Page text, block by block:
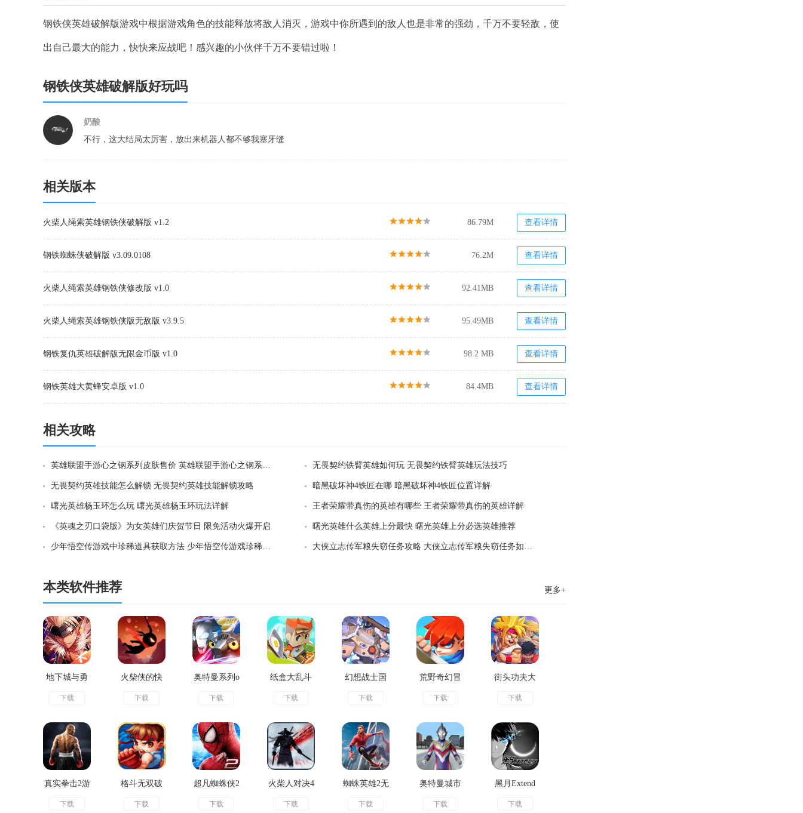
钢铁侠英雄破解版游戏中根据游戏角色的技能释放将敌人消灭，游戏中你所遇到的敌人也是非常的强劲，千万不要轻敌，使
出自己最大的能力，快快来应战吧！感兴趣的小伙伴千万不要错过啦！
钢铁侠英雄破解版好玩吗
奶酸
不行，这大结局太厉害，放出来机器人都不够我塞牙缝
相关版本
火柴人绳索英雄钢铁侠破解版 v1.2 86.79M 查看详情
钢铁蜘蛛侠破解版 v3.09.0108 76.2M 查看详情
火柴人绳索英雄钢铁侠修改版 v1.0 92.41MB 查看详情
火柴人绳索英雄钢铁侠版无敌版 v3.9.5 95.49MB 查看详情
钢铁复仇英雄破解版无限金币版 v1.0 98.2 MB 查看详情
钢铁英雄大黄蜂安卓版 v1.0 84.4MB 查看详情
相关攻略
英雄联盟手游心之钢系列皮肤售价 英雄联盟手游心之钢系列皮肤多少钱 无畏契约铁臂英雄如何玩 无畏契约铁臂英雄玩法技巧
无畏契约英雄技能怎么解锁 无畏契约英雄技能解锁攻略 暗黑破坏神4铁匠在哪 暗黑破坏神4铁匠位置详解
曙光英雄杨玉环怎么玩 曙光英雄杨玉环玩法详解 王者荣耀带真伤的英雄有哪些 王者荣耀带真伤的英雄详解
《英魂之刃口袋版》为女英雄们庆贺节日 限免活动火爆开启 曙光英雄什么英雄上分最快 曙光英雄上分必选英雄推荐
少年悟空传游戏中珍稀道具获取方法 少年悟空传游戏珍稀道具如何获取 大侠立志传军粮失窃任务攻略 大侠立志传军粮失窃任务如何做
本类软件推荐 更多+
地下城与勇
正版
下载
火柴侠的快
版
下载
奥特曼系列o
下载
纸盒大乱斗
下载
幻想战士国
版
下载
荒野奇幻冒
下载
街头功夫大
下载
真实拳击2游
下载
格斗无双破
下载
超凡蜘蛛侠2
下载
火柴人对决4
下载
蜘蛛英雄2无
下载
奥特曼城市
下载
黑月Extend
下载